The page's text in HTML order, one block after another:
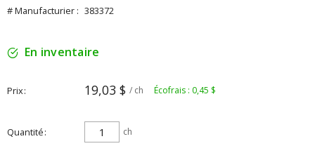
# Manufacturier : 383372
En inventaire
Prix 19,03 $ / ch Écofrais : 0,45 $
Quantité ch